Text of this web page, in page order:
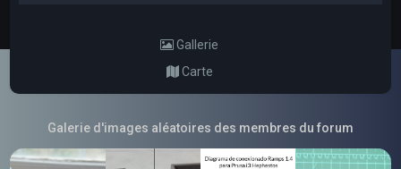
Gallerie
Carte
Galerie d'images aléatoires des membres du forum